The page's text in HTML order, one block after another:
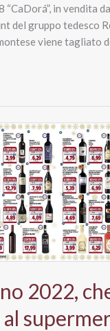
in vendita
del gruppo tedesco
viene tagliato
2022,